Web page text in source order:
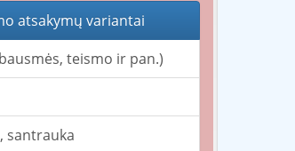
atsakymų variantai
teismo ir pan.)
santrauka